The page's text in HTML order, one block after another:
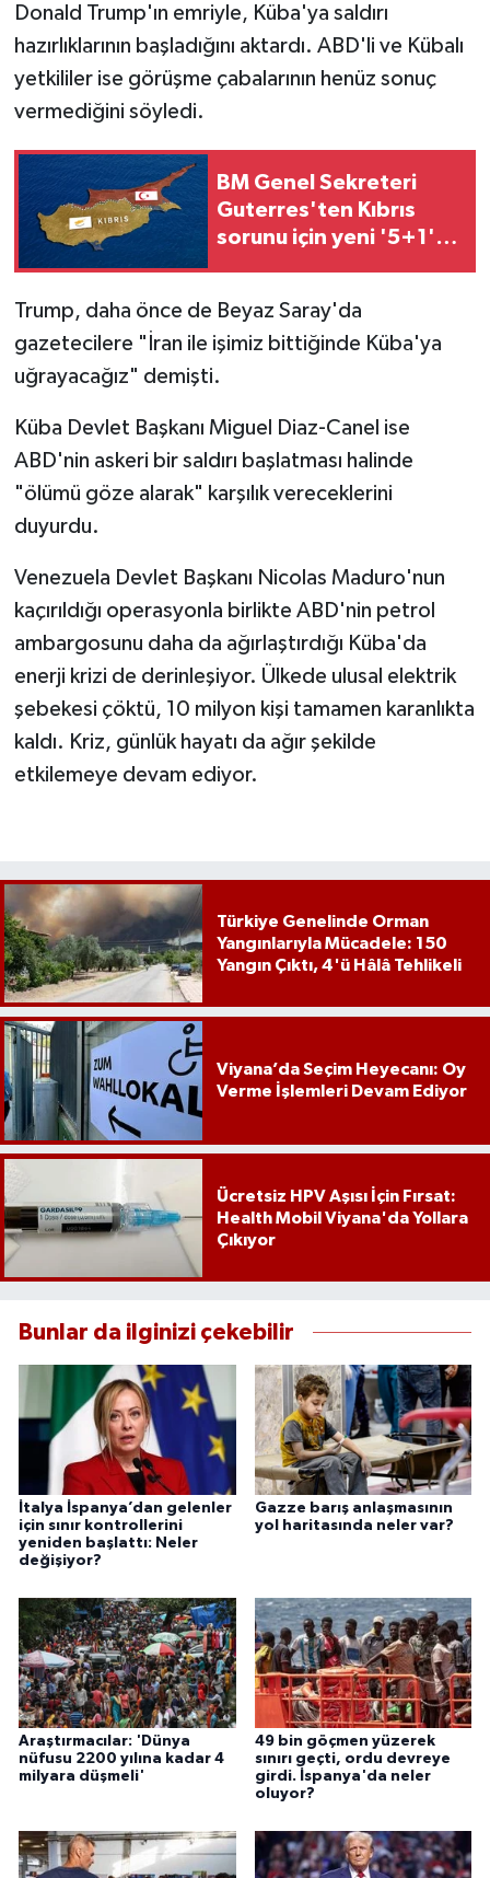
Donald Trump'ın emriyle, Küba'ya saldırı
hazırlıklarının başladığını aktardı. ABD'li ve Kübalı
yetkililer ise görüşme çabalarının henüz sonuç
vermediğini söyledi.
BM Genel Sekreteri
Guterres'ten Kıbrıs
sorunu için yeni '5+1'
Trump, daha önce de Beyaz Saray'da
gazetecilere "İran ile işimiz bittiğinde Küba'ya
uğrayacağız" demişti.
Küba Devlet Başkanı Miguel Diaz-Canel ise
ABD'nin askeri bir saldırı başlatması halinde
"ölümü göze alarak" karşılık vereceklerini
duyurdu.
Venezuela Devlet Başkanı Nicolas Maduro'nun
kaçırıldığı operasyonla birlikte ABD'nin petrol
ambargosunu daha da ağırlaştırdığı Küba'da
enerji krizi de derinleşiyor. Ülkede ulusal elektrik
şebekesi çöktü, 10 milyon kişi tamamen karanlıkta
kaldı. Kriz, günlük hayatı da ağır şekilde
etkilemeye devam ediyor.
Türkiye Genelinde Orman
Yangınlarıyla Mücadele: 150
Yangın Çıktı, 4'ü Hâlâ Tehlikeli
Viyana’da Seçim Heyecanı: Oy
Verme İşlemleri Devam Ediyor
Ücretsiz HPV Aşısı İçin Fırsat:
Health Mobil Viyana'da Yollara
Çıkıyor
Bunlar da ilginizi çekebilir
İtalya İspanya’dan gelenler
için sınır kontrollerini
yeniden başlattı: Neler
değişiyor?
Gazze barış anlaşmasının
yol haritasında neler var?
Araştırmacılar: 'Dünya
nüfusu 2200 yılına kadar 4
milyara düşmeli'
49 bin göçmen yüzerek
sınırı geçti, ordu devreye
girdi. İspanya'da neler
oluyor?